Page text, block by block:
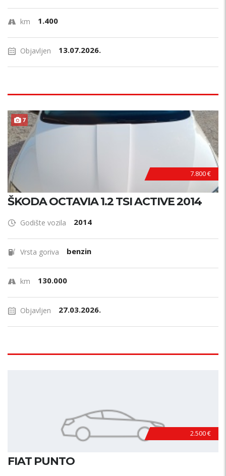
km 1.400
Objavljen 13.07.2026.
7
7.800 €
ŠKODA OCTAVIA 1.2 TSI ACTIVE 2014
Godište vozila 2014
Vrsta goriva benzin
km 130.000
Objavljen 27.03.2026.
2.500 €
FIAT PUNTO